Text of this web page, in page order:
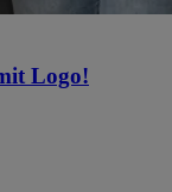
Logo!